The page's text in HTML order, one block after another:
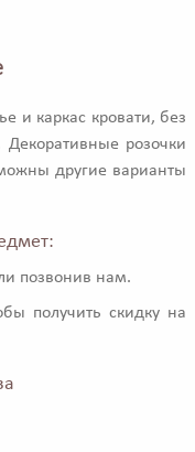
и каркас кровати, без
розочки
другие варианты
позвонив нам.
получить скидку на